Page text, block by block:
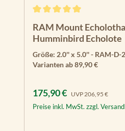
RAM Mount
Humminbird Echolote
Größe: 2.0'' x 5.0'' - RAM-D-
Varianten ab89,90 €
Verkaufspreis:
175,90 € UVP Regulärer Preis:
206,95 €
Preise inkl. MwSt. zzgl.